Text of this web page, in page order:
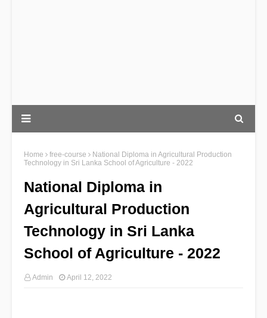
Home free-course
National Diploma in Agricultural Production
Technology in Sri Lanka School of Agriculture - 2022
National Diploma in
Agricultural Production
Technology in Sri Lanka
School of Agriculture - 2022
Admin April 12, 2022